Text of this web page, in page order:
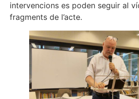
intervencions es poden seguir al
fragments de l’acte.